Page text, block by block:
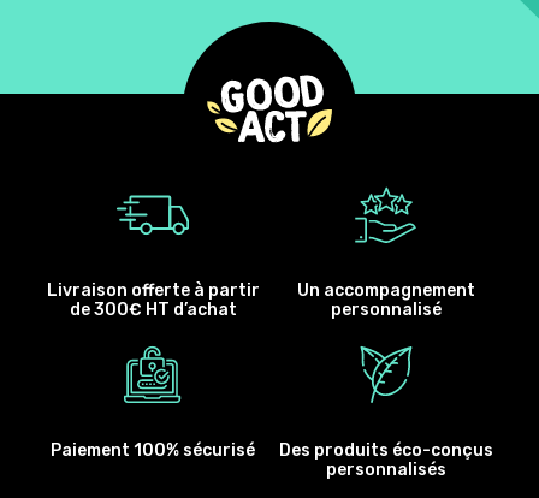
Livraison offerte à partir
de 300€ HT d’achat
Un accompagnement
personnalisé
Paiement 100% sécurisé
Des produits éco-conçus
personnalisés